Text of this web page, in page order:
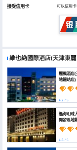
接受信用卡 可以信用
維也納國際酒店(天津東
麗楓酒店(
地鐵站店) (Lavande
Hotel
Subway
4.7 / 5
逸海明珠
開發區地鐵站
Ease-
4.5 / 5